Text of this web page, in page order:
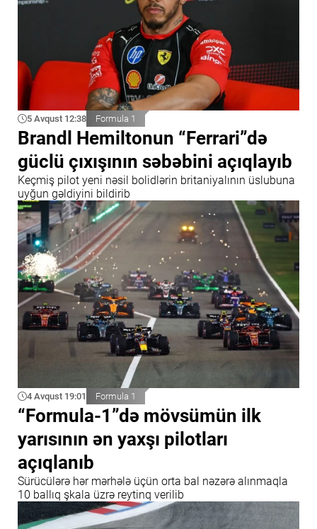
5 Avqust 12:38 Formula 1
Brandl Hemiltonun “Ferrari”də
güclü çıxışının səbəbini açıqlayıb
Keçmiş pilot yeni nəsil bolidlərin britaniyalının üslubuna
uyğun gəldiyini bildirib
4 Avqust 19:01 Formula 1
“Formula-1”də mövsümün ilk
yarısının ən yaxşı pilotları
açıqlanıb
Sürücülərə hər mərhələ üçün orta bal nəzərə alınmaqla
10 ballıq şkala üzrə reytinq verilib